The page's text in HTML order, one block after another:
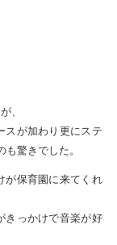
、
スが加わり更にステ
驚きでした。
が保育園に来てくれ
きっかけで音楽が好